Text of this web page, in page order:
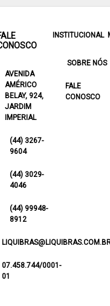
AVENIDA
AMÉRICO
BELAY, 924,
JARDIM
IMPERIAL
(44) 3267-
9604
(44) 3029-
4046
(44) 99948-
8912
07.458.744/0001-
01
INSTITUCIONAL
SOBRE NÓS
FALE
CONOSCO